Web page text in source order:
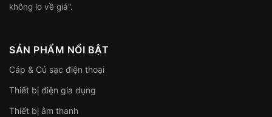
không lo về giá".
SẢN PHẨM NỔI BẬT
Cáp & Củ sạc điện thoại
Thiết bị điện gia dụng
Thiết bị âm thanh